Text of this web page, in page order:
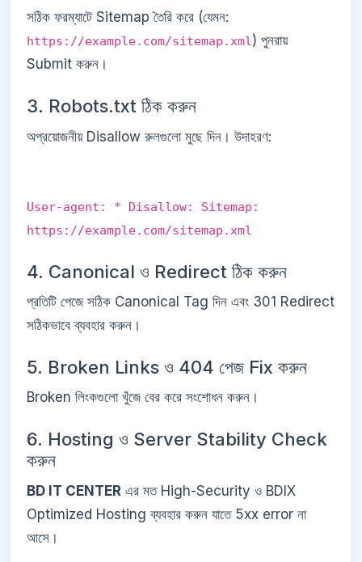
সঠিক ফরম্যাটে Sitemap তৈরি করে (যেমন:
https://example.com/sitemap.xml) পুনরায়
Submit করুন।
3. Robots.txt ঠিক করুন
অপ্রয়োজনীয় Disallow রুলগুলো মুছে দিন। উদাহরণ:
User-agent: * Disallow: Sitemap:
https://example.com/sitemap.xml
4. Canonical ও Redirect ঠিক করুন
প্রতিটি পেজে সঠিক Canonical Tag দিন এবং 301 Redirect
সঠিকভাবে ব্যবহার করুন।
5. Broken Links ও 404 পেজ Fix করুন
Broken লিংকগুলো খুঁজে বের করে সংশোধন করুন।
6. Hosting ও Server Stability Check
করুন
BD IT CENTER এর মত High-Security ও BDIX
Optimized Hosting ব্যবহার করুন যাতে 5xx error না
আসে।